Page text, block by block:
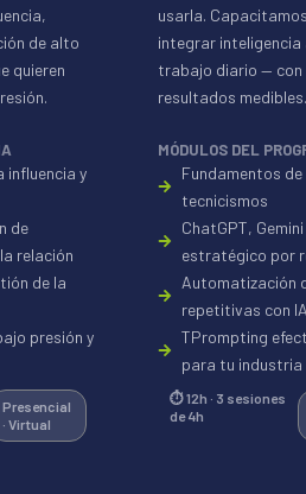
de alto
quieren
influencia y
de
relación
de la
presión y
Presencial
· Virtual
usarla.
integrar
trabajo diario — con
resultados medibles.
MÓDULOS DEL
Fundamentos
tecnicismos
ChatGPT,
estratégico por
Automatización
repetitivas con IA
TPrompting
para tu industria
⏱ 12h · 3 sesiones
de 4h